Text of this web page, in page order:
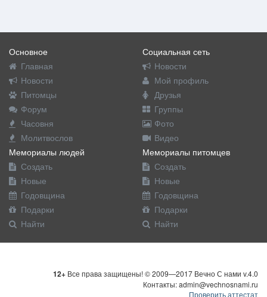
Основное
Главная
Новости
Питомцы
Форум
Часовня
Молитвослов
Социальная сеть
Новости
Мой профиль
Друзья
Группы
Фото
Видео
Мемориалы людей
Создать
Новые
Годовщина
Подарки
Найти
Мемориалы питомцев
Создать
Новые
Годовщина
Подарки
Найти
12+ Все права защищены! © 2009—2017 Вечно С нами v.4.0
Контакты: admin@vechnosnami.ru
Проверить аттестат